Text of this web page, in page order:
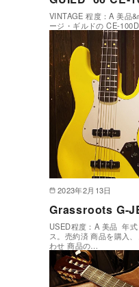
VINTAGE 程度：A 美品
ージ・ギルドの CE-
2023年2月13日
Grassroots G-
USED程度：A 美品 年
ス。売約済 商品を購入
わせ 商品の…